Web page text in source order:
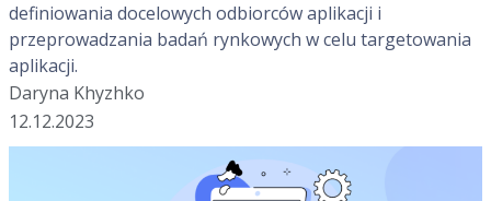
definiowania docelowych odbiorców aplikacji i
przeprowadzania badań rynkowych w celu targetowania
aplikacji.
Daryna Khyzhko
12.12.2023